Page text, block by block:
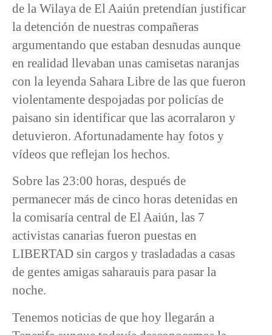
de la Wilaya de El Aaiún pretendían justificar
la detención de nuestras compañeras
argumentando que estaban desnudas aunque
en realidad llevaban unas camisetas naranjas
con la leyenda Sahara Libre de las que fueron
violentamente despojadas por policías de
paisano sin identificar que las acorralaron y
detuvieron. Afortunadamente hay fotos y
vídeos que reflejan los hechos.
Sobre las 23:00 horas, después de
permanecer más de cinco horas detenidas en
la comisaría central de El Aaiún, las 7
activistas canarias fueron puestas en
LIBERTAD sin cargos y trasladadas a casas
de gentes amigas saharauis para pasar la
noche.
Tenemos noticias de que hoy llegarán a